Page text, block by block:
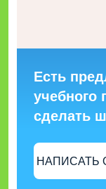
Есть
учебного
сделать
НАПИСАТЬ